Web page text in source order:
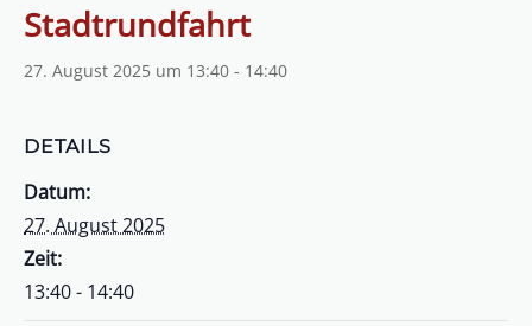
Stadtrundfahrt
27. August 2025 um 13:40 - 14:40
DETAILS
Datum:
27. August 2025
Zeit:
13:40 - 14:40